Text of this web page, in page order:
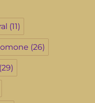
(11)
(26)
(29)